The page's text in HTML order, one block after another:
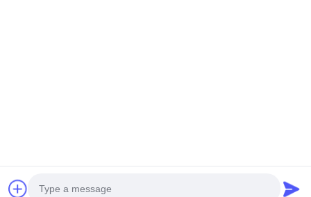
Gąsienicowe
porozmawiaj teraz